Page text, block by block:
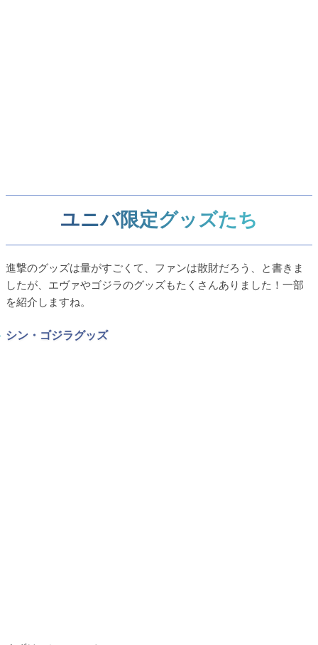
ユニバ限定グッズたち
進撃のグッズは量がすごくて、ファンは散財だろう、と書きま
したが、エヴァやゴジラのグッズもたくさんありました！一部
を紹介しますね。
シン・ゴジラグッズ